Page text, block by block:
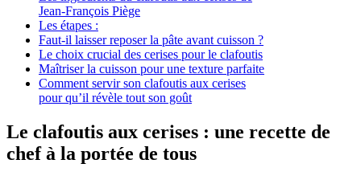
Jean-François Piège
Les étapes :
Faut-il laisser reposer la pâte avant cuisson ?
Le choix crucial des cerises pour le clafoutis
Maîtriser la cuisson pour une texture parfaite
Comment servir son clafoutis aux cerises
pour qu’il révèle tout son goût
Le clafoutis aux cerises : une recette de
chef à la portée de tous